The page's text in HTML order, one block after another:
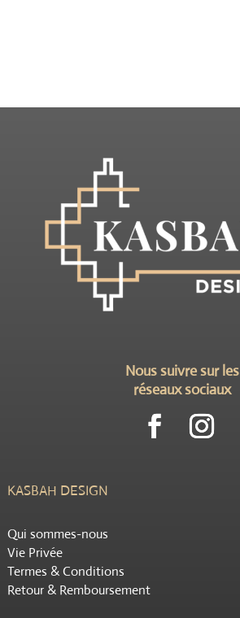
Nous suivre sur les
réseaux sociaux
KASBAH DESIGN
Qui sommes-nous
Vie Privée
Termes & Conditions
Retour & Remboursement